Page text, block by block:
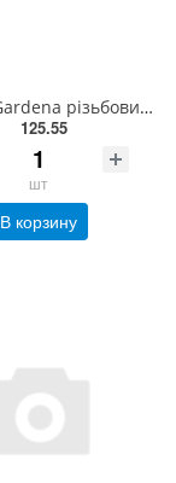
Штуцер Gardena різьбовий пластиковий 1/2"(18220-29.000.00)
125.55
шт
В корзину